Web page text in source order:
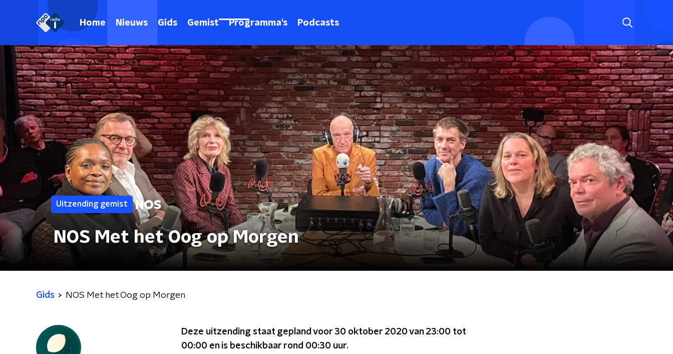
Home Nieuws Gids Gemist Programma's Podcasts
Uitzending gemist
NOS Met het Oog op Morgen
Gids NOS Met het Oog op Morgen
Deze uitzending staat gepland voor 30 oktober 2020 van 23:00 tot
00:00 en is beschikbaar rond 00:30 uur.